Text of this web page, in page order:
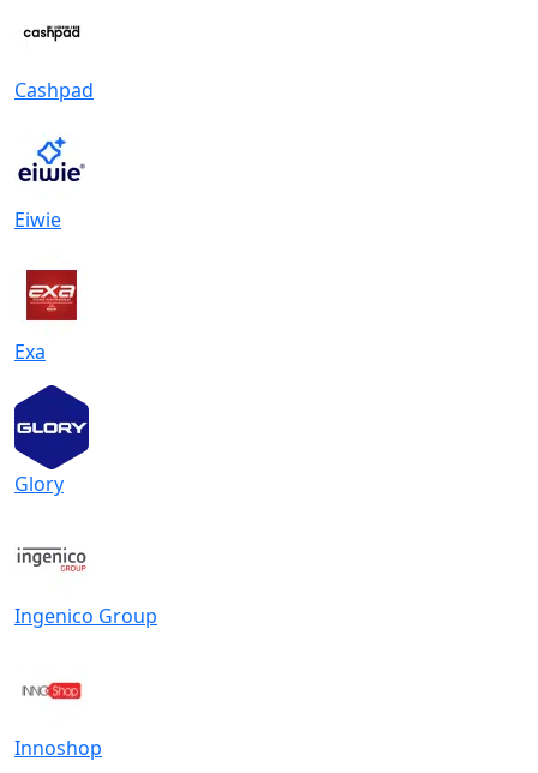
Cashpad
Eiwie
Exa
Glory
Ingenico Group
Innoshop